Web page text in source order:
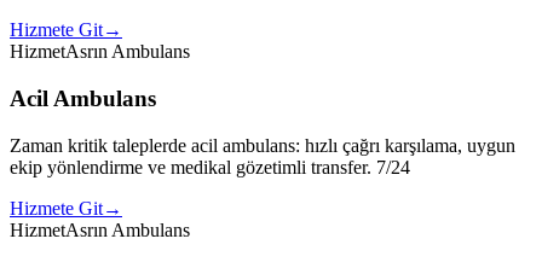
Hizmete Git→
HizmetAsrın Ambulans
Acil Ambulans
Zaman kritik taleplerde acil ambulans: hızlı çağrı karşılama, uygun
ekip yönlendirme ve medikal gözetimli transfer. 7/24
Hizmete Git→
HizmetAsrın Ambulans